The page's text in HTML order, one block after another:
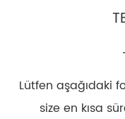
Lütfen aşağıdaki
size en kısa